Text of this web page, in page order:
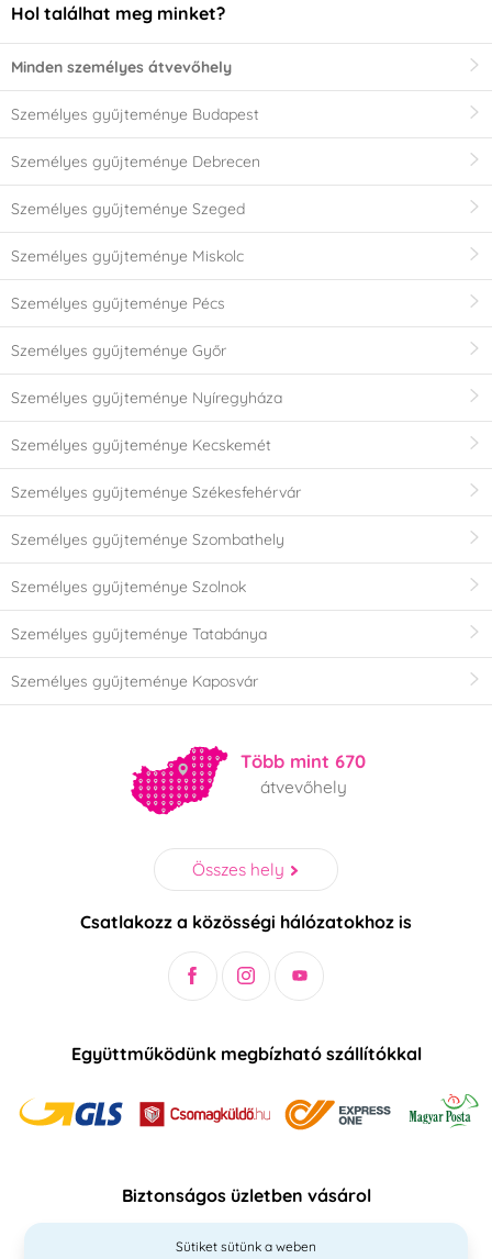
Hol találhat meg minket?
Minden személyes átvevőhely
Személyes gyűjteménye Budapest
Személyes gyűjteménye Debrecen
Személyes gyűjteménye Szeged
Személyes gyűjteménye Miskolc
Személyes gyűjteménye Pécs
Személyes gyűjteménye Győr
Személyes gyűjteménye Nyíregyháza
Személyes gyűjteménye Kecskemét
Személyes gyűjteménye Székesfehérvár
Személyes gyűjteménye Szombathely
Személyes gyűjteménye Szolnok
Személyes gyűjteménye Tatabánya
Személyes gyűjteménye Kaposvár
Több mint 670
átvevőhely
Összes hely
Csatlakozz a közösségi hálózatokhoz is
Együttműködünk megbízható szállítókkal
Biztonságos üzletben vásárol
Sütiket sütünk a weben